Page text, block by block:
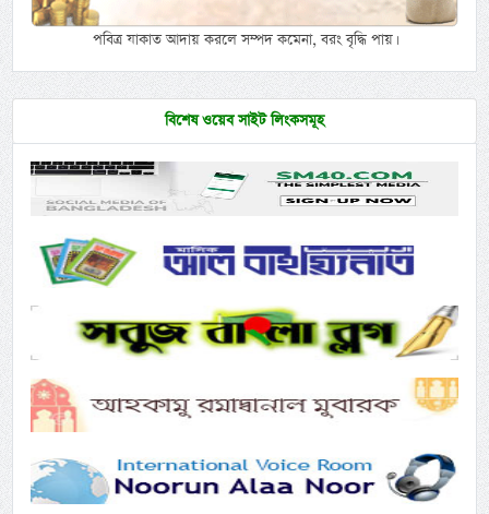
পবিত্র যাকাত আদায় করলে সম্পদ কমেনা, বরং বৃদ্ধি পায়।
বিশেষ ওয়েব সাইট লিংকসমূহ